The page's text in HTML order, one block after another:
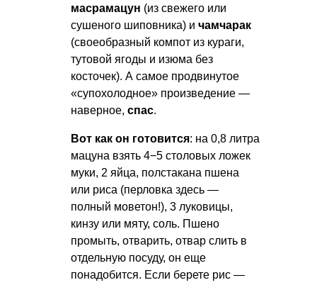
масрамацун (из свежего или
сушеного шиповника) и чамчарак
(своеобразный компот из кураги,
тутовой ягоды и изюма без
косточек). А самое продвинутое
«супохолодное» произведение —
наверное, спас.
Вот как он готовится: на 0,8 литра
мацуна взять 4−5 столовых ложек
муки, 2 яйца, полстакана пшена
или риса (перловка здесь —
полный моветон!), 3 луковицы,
кинзу или мяту, соль. Пшено
промыть, отварить, отвар слить в
отдельную посуду, он еще
понадобится. Если берете рис —